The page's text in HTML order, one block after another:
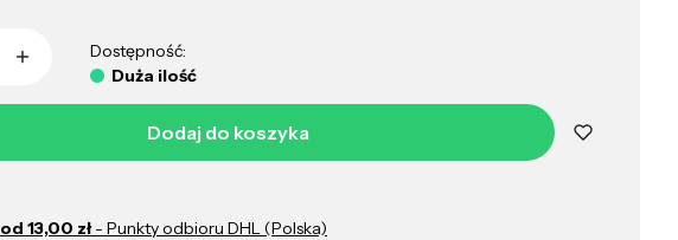
Dostępność:
Duża ilość
Dodaj do koszyka
od 13,00 zł- Punkty odbioru DHL (Polska)